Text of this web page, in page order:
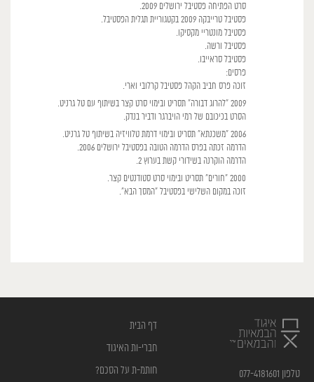
סרט הפתיחה פסטיבל ירושלים 2009.
פסטיבל טרייבקה 2009 בקטגוריית תגלית הפסטיבל.
פסטיבל מונטריי מקסיקו.
פסטיבל ורשה.
פסטיבל סראייבו.
פרסים:
זוכה פרס חביב הקהל פסטיבל קרלובי וארי.
2009 "להרוג דבורה" תסריט ובימוי סרט קצר בשיתוף עם טל גרניט.
הסרט בכיכובם של רמי הויברגר ודביר בנדק.
2006 "משכנתא" תסריט ובימוי דרמת טלוויזיה בשיתוף טל גרניט.
הדרמה זכתה בפרס הדרמה הטובה בפסטיבל ירושלים 2006.
הדרמה הוקרנה בשידורי קשת בערוץ 2.
2000 "חורים" תסריט ובימוי סרט סטודנטים קצר.
זוכה במקום השלישי בפסטיבל "המסך הבא".
טלפון 077-4181601
דף הבית
חברי-ות האיגוד
חותמ-ת על הסכם?